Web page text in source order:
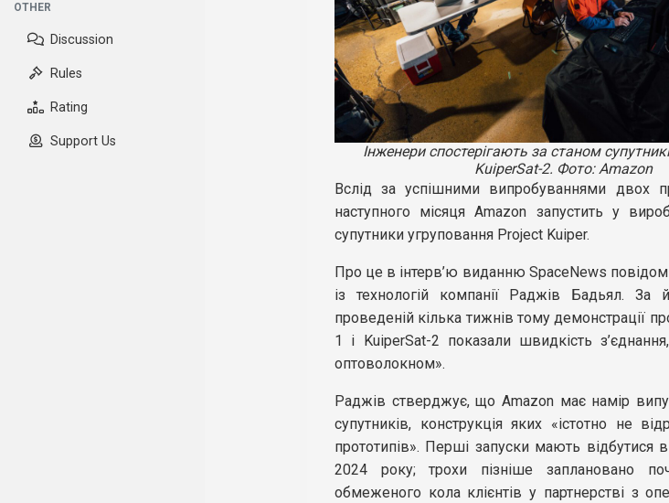
OTHER
Discussion
Rules
Rating
Support Us
Інженери спостерігають за станом
KuiperSat-2. Фото: Amazon
Вслід за успішними випробуваннями двох
наступного місяця Amazon запустить у
супутники угруповання Project Kuiper.
Про це в інтерв’ю виданню SpaceNews
із технологій компанії Раджів Бадьял. За
проведеній кілька тижнів тому демонстрації
1 і KuiperSat-2 показали швидкість
оптоволокном».
Раджів стверджує, що Amazon має намір
супутників, конструкція яких «істотно не
прототипів». Перші запуски мають відбутися
2024 року; трохи пізніше заплановано
обмеженого кола клієнтів у партнерстві з